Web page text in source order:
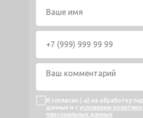
Я согласен (-а) на обработку
данных и с условиями
персональных данных